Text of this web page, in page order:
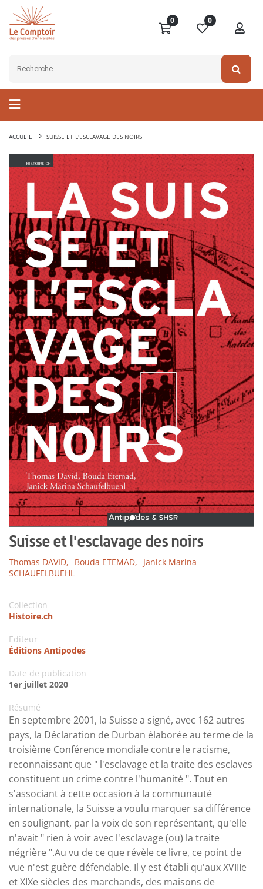
0 0
ACCUEIL SUISSE ET L'ESCLAVAGE DES NOIRS
Suisse et l'esclavage des noirs
Thomas DAVID, Bouda ETEMAD,
Janick Marina
SCHAUFELBUEHL
Collection
Histoire.ch
Editeur
Éditions Antipodes
Date de publication
1er juillet 2020
Résumé
En septembre 2001, la Suisse a signé, avec 162 autres
pays, la Déclaration de Durban élaborée au terme de la
troisième Conférence mondiale contre le racisme,
reconnaissant que " l'esclavage et la traite des esclaves
constituent un crime contre l'humanité ". Tout en
s'associant à cette occasion à la communauté
internationale, la Suisse a voulu marquer sa différence
en soulignant, par la voix de son représentant, qu'elle
n'avait " rien à voir avec l'esclavage (ou) la traite
négrière ".Au vu de ce que révèle ce livre, ce point de
vue n'est guère défendable. Il y est établi qu'aux XVIIIe
et XIXe siècles des marchands, des maisons de